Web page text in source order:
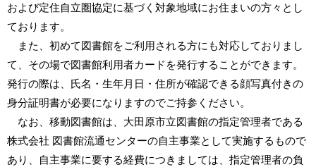
および定住自立圏協定に基づく対象地域にお住まいの方々とし
ております。
また、初めて図書館をご利用される方にも対応しておりまし
て、その場で図書館利用者カードを発行することができます。
発行の際は、氏名・生年月日・住所が確認できる顔写真付きの
身分証明書が必要になりますのでご持参ください。
なお、移動図書館は、大田原市立図書館の指定管理者である
株式会社 図書館流通センターの自主事業として実施するもので
あり、自主事業に要する経費につきましては、指定管理者の負